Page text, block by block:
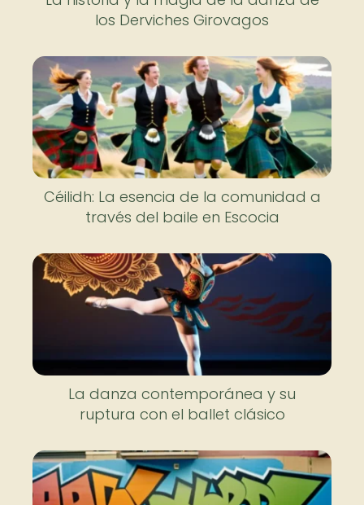
los Derviches Girovagos
Céilidh: La esencia de la comunidad a
través del baile en Escocia
La danza contemporánea y su
ruptura con el ballet clásico